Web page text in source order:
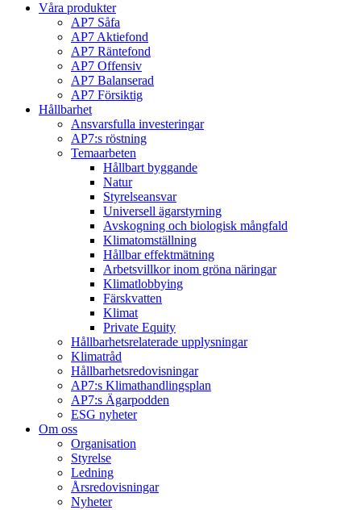
Våra produkter
AP7 Såfa
AP7 Aktiefond
AP7 Räntefond
AP7 Offensiv
AP7 Balanserad
AP7 Försiktig
Hållbarhet
Ansvarsfulla investeringar
AP7:s röstning
Temaarbeten
Hållbart byggande
Natur
Styrelseansvar
Universell ägarstyrning
Avskogning och biologisk mångfald
Klimatomställning
Hållbar effektmätning
Arbetsvillkor inom gröna näringar
Klimatlobbying
Färskvatten
Klimat
Private Equity
Hållbarhetsrelaterade upplysningar
Klimatråd
Hållbarhetsredovisningar
AP7:s Klimathandlingsplan
AP7:s Ägarpodden
ESG nyheter
Om oss
Organisation
Styrelse
Ledning
Årsredovisningar
Nyheter